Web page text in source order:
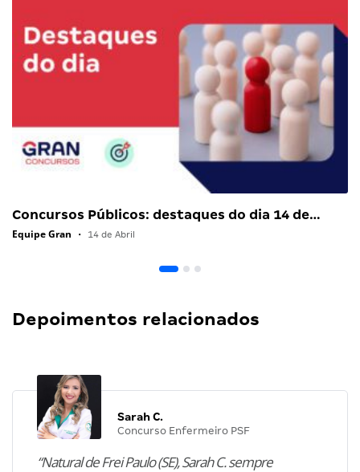
Concursos Públicos: destaques do dia 14 de…
Equipe Gran • 14 de Abril
Depoimentos relacionados
Sarah C.
Concurso Enfermeiro PSF
“Natural de Frei Paulo (SE), Sarah C. sempre